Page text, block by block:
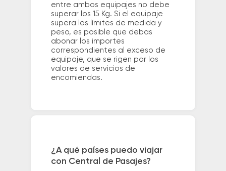
entre ambos equipajes no debe
superar los 15 Kg. Si el equipaje
supera los límites de medida y
peso, es posible que debas
abonar los importes
correspondientes al exceso de
equipaje, que se rigen por los
valores de servicios de
encomiendas.
¿A qué países puedo viajar
con Central de Pasajes?